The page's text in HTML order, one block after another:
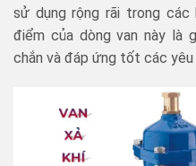
sử dụng rộng rãi trong
điểm của dòng van này là
chắn và đáp ứng tốt các yêu